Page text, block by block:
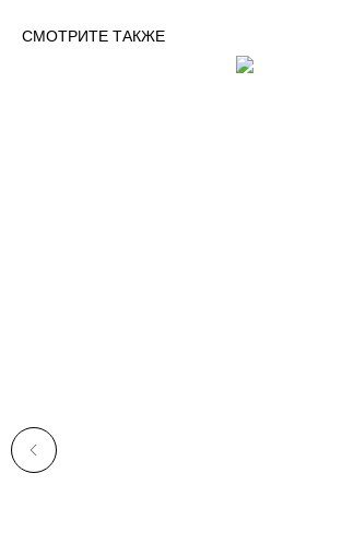
СМОТРИТЕ ТАКЖЕ